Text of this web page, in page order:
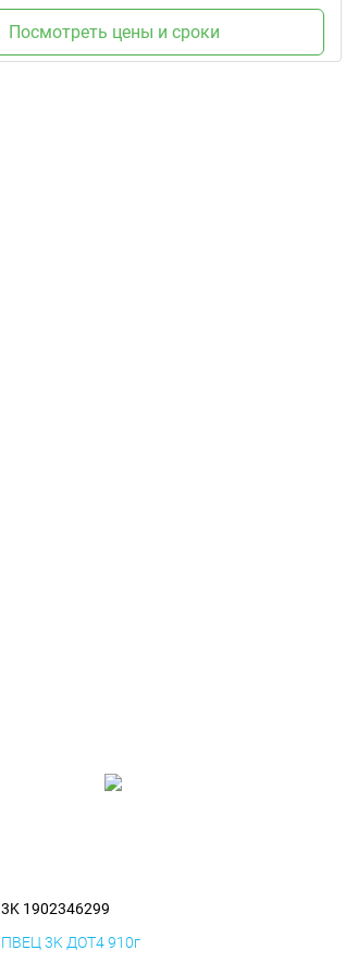
Посмотреть цены и сроки
3K 1902346299
ПВЕЦ 3K ДОТ4 910г